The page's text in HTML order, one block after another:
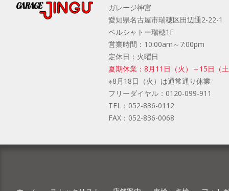
ガレージ神宮
愛知県名古屋市瑞穂区田辺通2-22-1
ベルシャトー瑞穂1F
営業時間：10:00am～7:00pm
定休日：火曜日
夏期休業：8月11日（火）～15日（
※8月18日（火）は通常通り休業
フリーダイヤル： 0120-099-911
TEL： 052-836-0112
FAX： 052-836-0068